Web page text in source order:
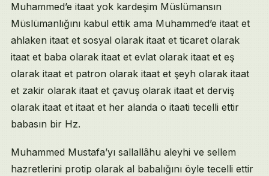
Muhammed’e itaat yok kardeşim Müslümansın
Müslümanlığını kabul ettik ama Muhammed’e itaat et
ahlaken itaat et sosyal olarak itaat et ticaret olarak
itaat et baba olarak itaat et evlat olarak itaat et eş
olarak itaat et patron olarak itaat et şeyh olarak itaat
et zakir olarak itaat et çavuş olarak itaat et derviş
olarak itaat et itaat et her alanda o itaati tecelli ettir
babasın bir Hz.
Muhammed Mustafa’yı sallallâhu aleyhi ve sellem
hazretlerini protip olarak al babalığını öyle tecelli ettir